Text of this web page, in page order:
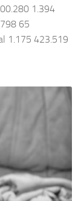
1.394
65
1.175 423.519